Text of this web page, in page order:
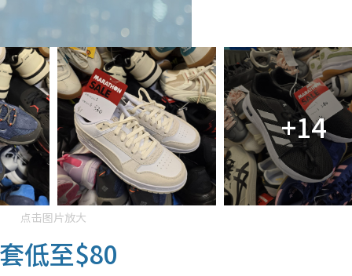
+14
点击图片放大
低至$80